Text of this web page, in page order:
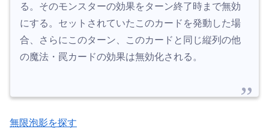
る。そのモンスターの効果をターン終了時まで無効
にする。セットされていたこのカードを発動した場
合、さらにこのターン、このカードと同じ縦列の他
の魔法・罠カードの効果は無効化される。
無限泡影を探す